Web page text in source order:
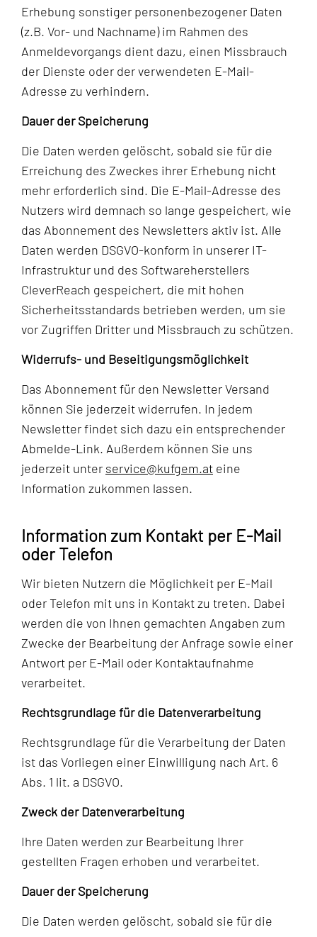
Erhebung sonstiger personenbezogener Daten
(z.B. Vor- und Nachname) im Rahmen des
Anmeldevorgangs dient dazu, einen Missbrauch
der Dienste oder der verwendeten E-Mail-
Adresse zu verhindern.
Dauer der Speicherung
Die Daten werden gelöscht, sobald sie für die
Erreichung des Zweckes ihrer Erhebung nicht
mehr erforderlich sind. Die E-Mail-Adresse des
Nutzers wird demnach so lange gespeichert, wie
das Abonnement des Newsletters aktiv ist. Alle
Daten werden DSGVO-konform in unserer IT-
Infrastruktur und des Softwareherstellers
CleverReach gespeichert, die mit hohen
Sicherheitsstandards betrieben werden, um sie
vor Zugriffen Dritter und Missbrauch zu schützen.
Widerrufs- und Beseitigungsmöglichkeit
Das Abonnement für den Newsletter Versand
können Sie jederzeit widerrufen. In jedem
Newsletter findet sich dazu ein entsprechender
Abmelde-Link. Außerdem können Sie uns
jederzeit unter service@kufgem.at eine
Information zukommen lassen.
Information zum Kontakt per E-Mail
oder Telefon
Wir bieten Nutzern die Möglichkeit per E-Mail
oder Telefon mit uns in Kontakt zu treten. Dabei
werden die von Ihnen gemachten Angaben zum
Zwecke der Bearbeitung der Anfrage sowie einer
Antwort per E-Mail oder Kontaktaufnahme
verarbeitet.
Rechtsgrundlage für die Datenverarbeitung
Rechtsgrundlage für die Verarbeitung der Daten
ist das Vorliegen einer Einwilligung nach Art. 6
Abs. 1 lit. a DSGVO.
Zweck der Datenverarbeitung
Ihre Daten werden zur Bearbeitung Ihrer
gestellten Fragen erhoben und verarbeitet.
Dauer der Speicherung
Die Daten werden gelöscht, sobald sie für die